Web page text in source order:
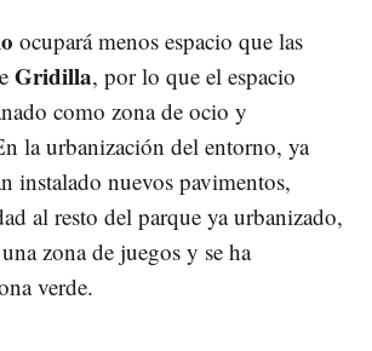
ocupará menos espacio que las
Gridilla, por lo que el espacio
como zona de ocio y
la urbanización del entorno, ya
instalado nuevos pavimentos,
al resto del parque ya urbanizado,
zona de juegos y se ha
verde.